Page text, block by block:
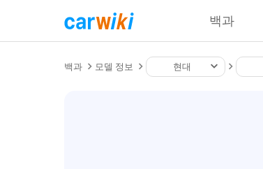
백과
백과 모델 정보 현대